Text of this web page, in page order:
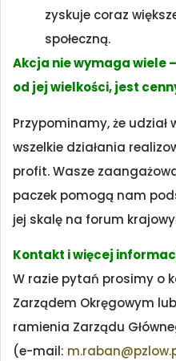
zyskuje coraz
społeczną.
Akcja nie wymaga wiele
od jej wielkości, jest
Przypominamy, że
wszelkie działania
profit. Wasze
paczek pomogą nam
jej skalę na forum
Kontakt i więcej
W razie pytań prosimy o
Zarządem Okręgowym
ramienia Zarządu
(e-mail: